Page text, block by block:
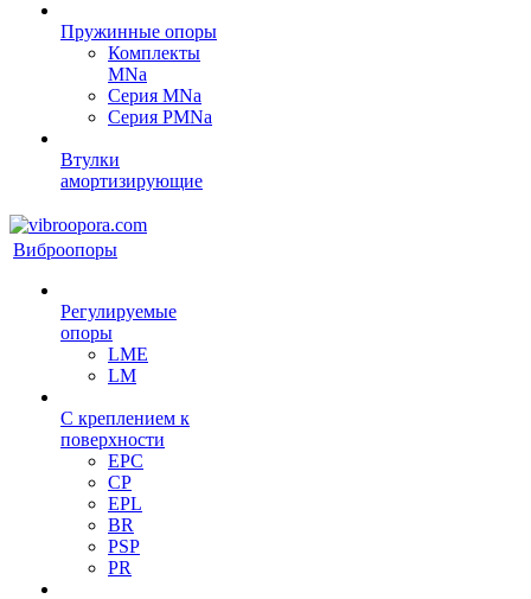
Пружинные опоры
Комплекты
MNa
Серия MNa
Серия PMNa
Втулки
амортизирующие
Виброопоры
Регулируемые
опоры
LME
LM
С креплением к
поверхности
EPC
CP
EPL
BR
PSP
PR